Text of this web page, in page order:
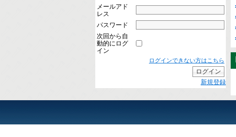
メールアド
レス
パスワード
次回から自
動的にログ
イン
ログインできない方はこちら
新規登録